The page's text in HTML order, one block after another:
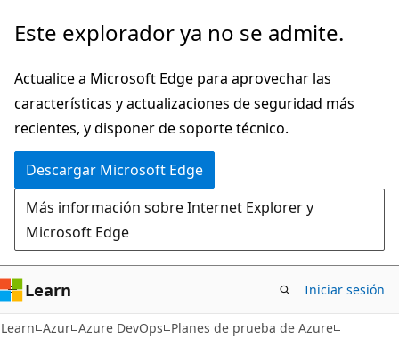
Ir
contenido
principal
Este explorador ya no se admite.
Actualice a Microsoft Edge para aprovechar las
características y actualizaciones de seguridad más
recientes, y disponer de soporte técnico.
Descargar Microsoft Edge
Más información sobre Internet Explorer y
Microsoft Edge
Learn Iniciar sesión
Learn Azur Azure DevOps Planes de prueba de Azure